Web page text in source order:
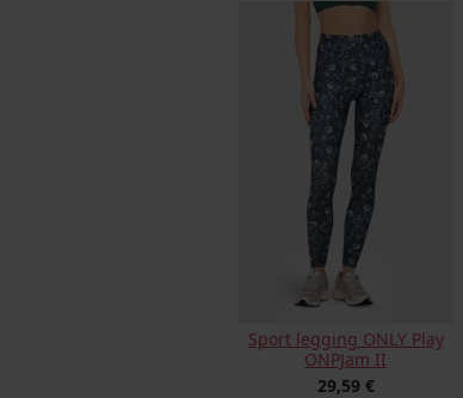
Sport legging ONLY Play
ONPJam II
29,59 €